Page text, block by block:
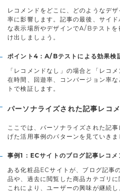
レコメンドをどこに、どのようなデ
率に影響します。記事の最後、サイ
な表示場所やデザインでA/Bテストを
け出しましょう。
ポイント4：A/Bテストによる効果検
「レコメンドなし」の場合と「レコ
在時間、回遊率、コンバージョン率
トで検証します。
パーソナライズされた記事レコ
ここでは、パーソナライズされた記
げた活用事例のパターンを見ていきま
事例1：ECサイトのブログ記事レコ
ある化粧品ECサイトが、ブログ記事
品や、過去に閲覧した商品カテゴリに
これにより、ユーザーの興味が継続